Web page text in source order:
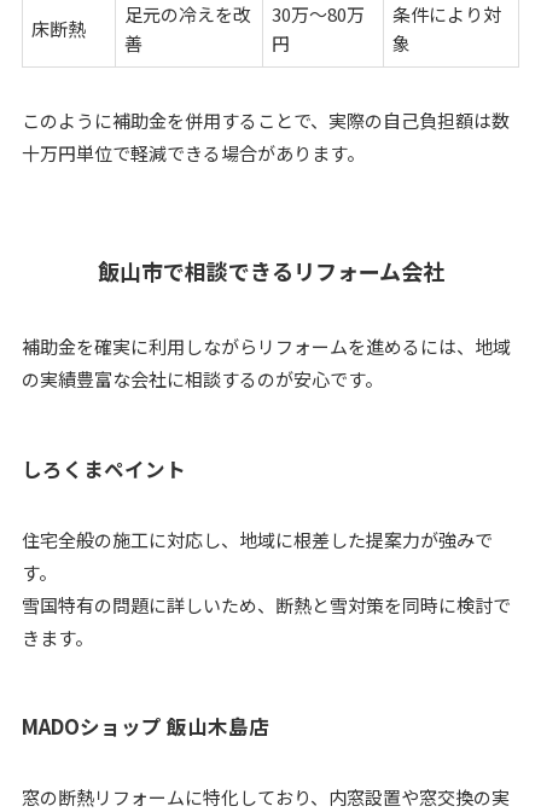
床断熱
足元の冷えを改
善
30万～80万
円
条件により対
象
このように補助金を併用することで、実際の自己負担額は数
十万円単位で軽減できる場合があります。
飯山市で相談できるリフォーム会社
補助金を確実に利用しながらリフォームを進めるには、地域
の実績豊富な会社に相談するのが安心です。
しろくまペイント
住宅全般の施工に対応し、地域に根差した提案力が強みで
す。
雪国特有の問題に詳しいため、断熱と雪対策を同時に検討で
きます。
MADOショップ 飯山木島店
窓の断熱リフォームに特化しており、内窓設置や窓交換の実